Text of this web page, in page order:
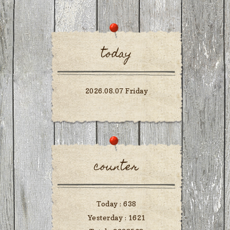
today
2026.08.07 Friday
counter
Today :638
Yesterday : 1621